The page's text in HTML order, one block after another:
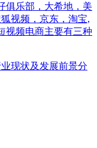
俱乐部，大希地，美
视频，京东，淘宝,
视频电商主要有三种